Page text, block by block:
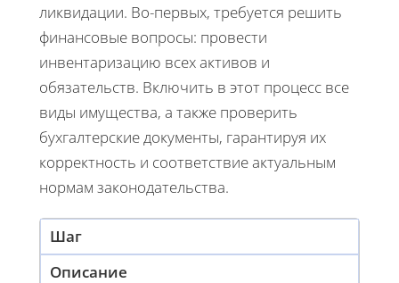
ликвидации. Во-первых, требуется решить
финансовые вопросы: провести
инвентаризацию всех активов и
обязательств. Включить в этот процесс все
виды имущества, а также проверить
бухгалтерские документы, гарантируя их
корректность и соответствие актуальным
нормам законодательства.
Шаг
Описание